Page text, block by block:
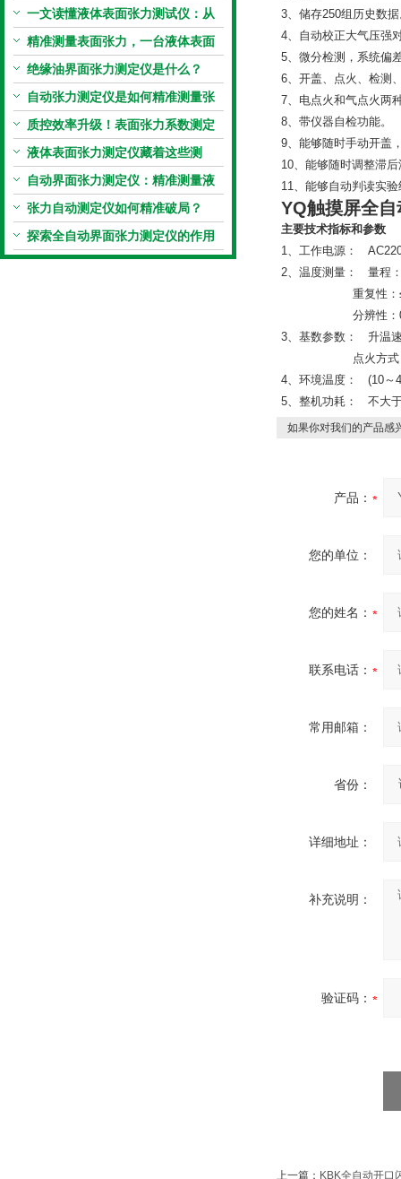
解析
一文读懂液体表面张力测试仪：从
原理到应用全掌握
精准测量表面张力，一台液体表面
张力系数测量仪就够了
绝缘油界面张力测定仪是什么？
自动张力测定仪是如何精准测量张
力的？
质控效率升级！表面张力系数测定
仪真香警告
液体表面张力测定仪藏着这些测
定“小窍门”
自动界面张力测定仪：精准测量液
体界面张力的关键设备
张力自动测定仪如何精准破局？
探索全自动界面张力测定仪的作用
3、储存250组历史数
4、自动校正大气压强
5、微分检测，系统偏
6、开盖、点火、检测
7、电点火和气点火两
8、带仪器自检功能。
9、能够随时手动开盖
10、能够随时调整滞
11、能够自动判读实
YQ触摸屏全
主要技术指标和参数
1、工作电源：
2、温度测量： 量程
重复性：≤2℃
分辨性：0.1℃
3、基数参数： 升温
点火方式：电子
4、环境温度： (10～
5、整机功耗： 不大
如果你对我们的产品感
产品：
您的单位：
您的姓名：
联系电话：
常用邮箱：
省份：
详细地址：
补充说明：
验证码：
上一篇： KBK全自动开口